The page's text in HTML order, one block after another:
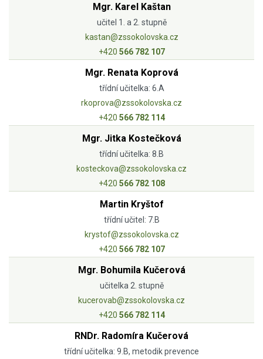
Mgr. Karel Kaštan
učitel 1. a 2. stupně
kastan@zssokolovska.cz
+420 566 782 107
Mgr. Renata Koprová
třídní učitelka: 6.A
rkoprova@zssokolovska.cz
+420 566 782 114
Mgr. Jitka Kostečková
třídní učitelka: 8.B
kosteckova@zssokolovska.cz
+420 566 782 108
Martin Kryštof
třídní učitel: 7.B
krystof@zssokolovska.cz
+420 566 782 107
Mgr. Bohumila Kučerová
učitelka 2. stupně
kucerovab@zssokolovska.cz
+420 566 782 114
RNDr. Radomíra Kučerová
třídní učitelka: 9.B, metodik prevence